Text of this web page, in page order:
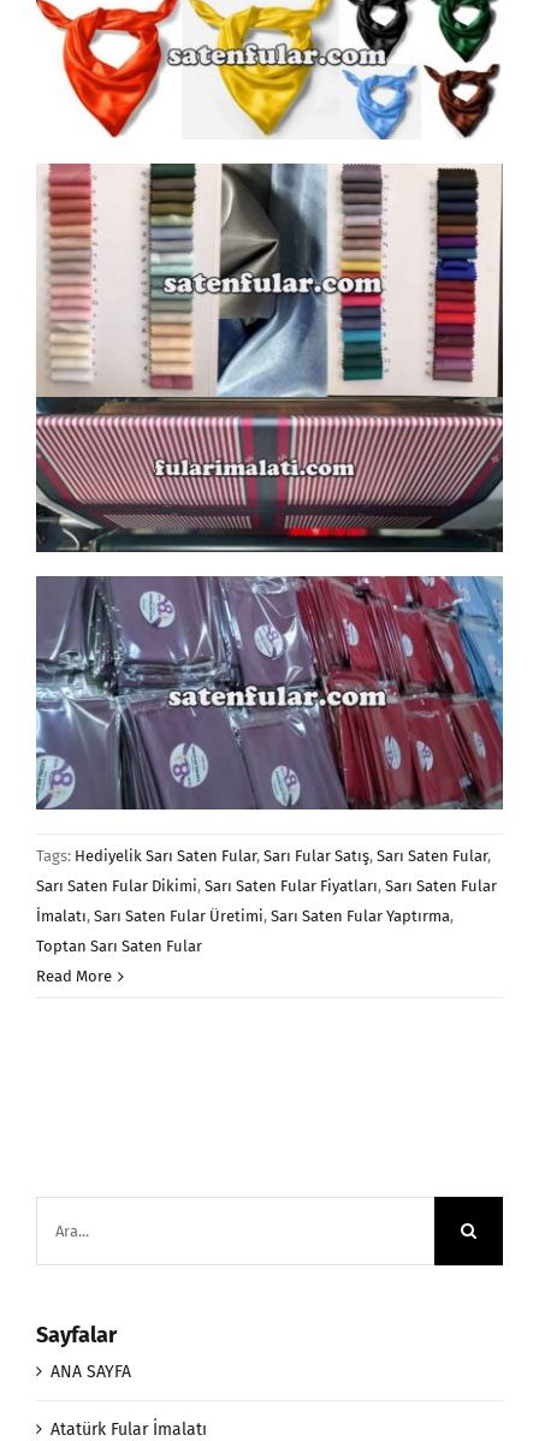
Tags: Hediyelik Sarı Saten Fular, Sarı Fular Satış, Sarı Saten Fular,
Sarı Saten Fular Dikimi, Sarı Saten Fular Fiyatları, Sarı Saten Fular
İmalatı, Sarı Saten Fular Üretimi, Sarı Saten Fular Yaptırma,
Toptan Sarı Saten Fular
Read More
Sayfalar
ANA SAYFA
Atatürk Fular İmalatı